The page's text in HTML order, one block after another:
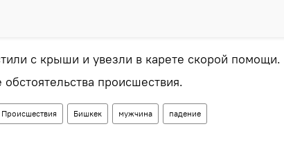
с крыши и увезли в карете скорой помощи.
обстоятельства происшествия.
Происшествия Бишкек мужчина падение